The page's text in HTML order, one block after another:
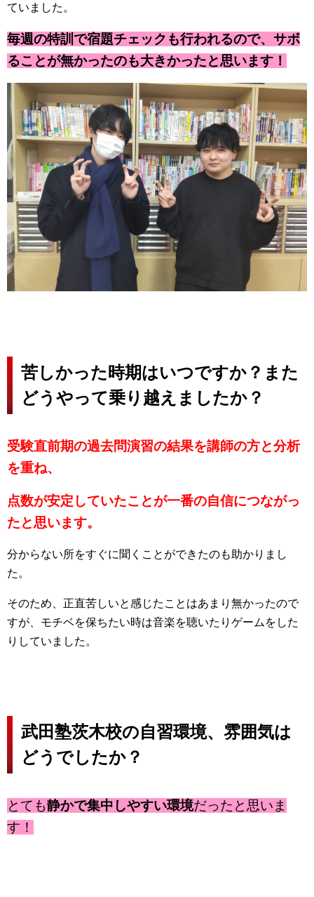
ていました。
毎週の特訓で宿題チェックも行われるので、サボ
ることが無かったのも大きかったと思います！
苦しかった時期はいつですか？また
どうやって乗り越えましたか？
受験直前期の過去問演習の結果を講師の方と分析
を重ね、
点数が安定していたことが一番の自信につながっ
たと思います。
分からない所をすぐに聞くことができたのも助かりまし
た。
そのため、正直苦しいと感じたことはあまり無かったので
すが、モチベを保ちたい時は音楽を聴いたりゲームをした
りしていました。
武田塾茨木校の自習環境、雰囲気は
どうでしたか？
とても静かで集中しやすい環境だったと思いま
す！